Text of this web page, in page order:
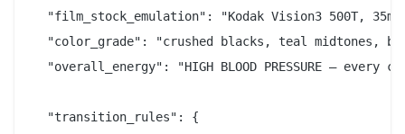
"film_stock_emulation": "Kodak Vision3 500T,
"color_grade": "crushed blacks, teal midtones,
"overall_energy": "HIGH BLOOD PRESSURE — every
  "transition_rules": {